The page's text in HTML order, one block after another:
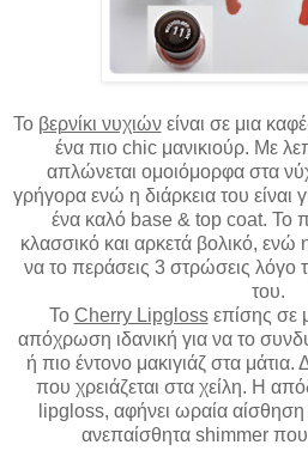
Το βερνίκι νυχιώνείναι σε μια
ένα πιο chic μανικιούρ. Με
απλώνεται ομοιόμορφα στα
γρήγορα ενώ η διάρκεια του είναι
ένα καλό base & top coat. Το
κλασσικό και αρκετά βολικό, ενώ
να το περάσεις 3 στρώσεις λόγο
του.
Το Cherry Lipglossεπίσης σε
απόχρωση ιδανική για να το
ή πιο έντονο μακιγιάζ στα μάτια.
που χρειάζεται στα χείλη. H
lipgloss, αφήνει ωραία αίσθηση
ανεπαίσθητα shimmer που